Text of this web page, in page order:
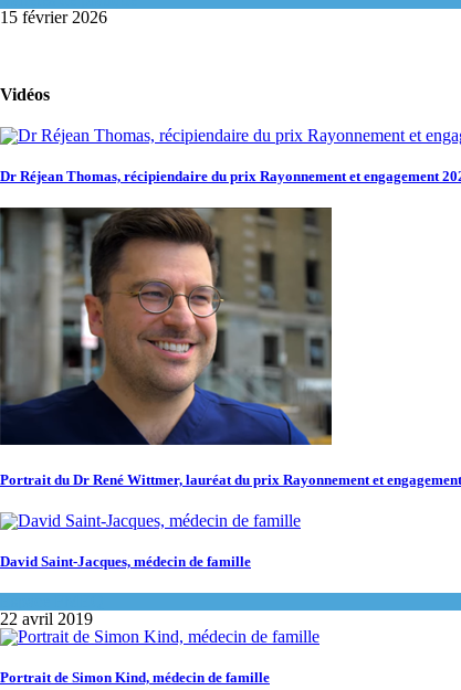
15 février 2026
Vidéos
Dr Réjean Thomas, récipiendaire du prix Rayonnement et engagement
Portrait du Dr René Wittmer, lauréat du prix Rayonnement et
David Saint-Jacques, médecin de famille
22 avril 2019
Portrait de Simon Kind, médecin de famille